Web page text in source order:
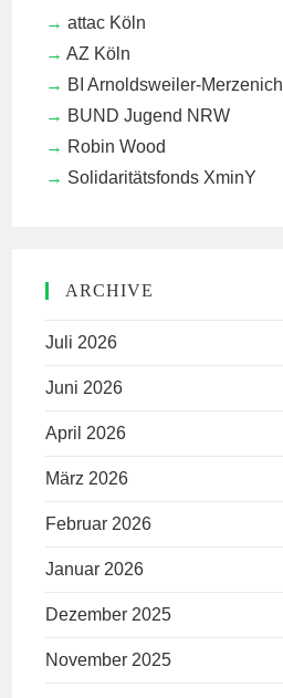
attac Köln
AZ Köln
BI Arnoldsweiler-Merzenich
BUND Jugend NRW
Robin Wood
Solidaritätsfonds XminY
ARCHIVE
Juli 2026
Juni 2026
April 2026
März 2026
Februar 2026
Januar 2026
Dezember 2025
November 2025